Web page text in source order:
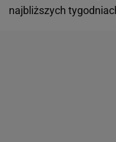
najbliższych